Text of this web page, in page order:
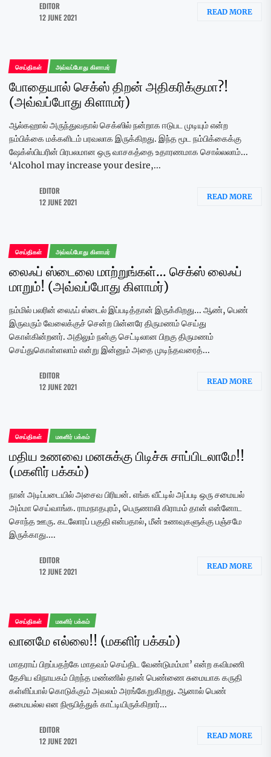
EDITOR
12 JUNE 2021
READ MORE
செய்திகள் அவ்வப்போது கிளாமர்
போதையால் செக்ஸ் திறன் அதிகரிக்குமா?!
(அவ்வப்போது கிளாமர்)
ஆல்கஹால் அருந்துவதால் செக்ஸில் நன்றாக ஈடுபட முடியும் என்ற
நம்பிக்கை மக்களிடம் பரவலாக இருக்கிறது. இந்த மூட நம்பிக்கைக்கு
ஷேக்ஸ்பியரின் பிரபலமான ஒரு வாசகத்தை உதாரணமாக சொல்லலாம்...
‘Alcohol may increase your desire,...
EDITOR
12 JUNE 2021
READ MORE
செய்திகள் அவ்வப்போது கிளாமர்
லைஃப் ஸ்டைலை மாற்றுங்கள்… செக்ஸ் லைஃப்
மாறும்! (அவ்வப்போது கிளாமர்)
நம்மில் பலரின் லைஃப் ஸ்டைல் இப்படித்தான் இருக்கிறது... ஆண், பெண்
இருவரும் வேலைக்குச் சென்ற பின்னரே திருமணம் செய்து
கொள்கின்றனர். அதிலும் நன்கு செட்டிலான பிறகு திருமணம்
செய்துகொள்ளலாம் என்று இன்னும் அதை முடிந்தவரைத்...
EDITOR
12 JUNE 2021
READ MORE
செய்திகள் மகளிர் பக்கம்
மதிய உணவை மனசுக்கு பிடிச்சு சாப்பிடலாமே!!
(மகளிர் பக்கம்)
நான் அடிப்படையில் அசைவ பிரியன். எங்க வீட்டில் அப்படி ஒரு சமையல்
அம்மா செய்வாங்க. ராமநாதபுரம், பெருணாலி கிராமம் தான் என்னோட
சொந்த ஊரு. கடலோரப் பகுதி என்பதால், மீன் உணவுகளுக்கு பஞ்சமே
இருக்காது....
EDITOR
12 JUNE 2021
READ MORE
செய்திகள் மகளிர் பக்கம்
வானமே எல்லை!! (மகளிர் பக்கம்)
மாதராய் பிறப்பதற்கே மாதவம் செய்திட வேண்டுமம்மா’ என்ற கவிமணி
தேசிய விநாயகம் பிறந்த மண்ணில் தான் பெண்ணை சுமையாக கருதி
கள்ளிப்பால் கொடுக்கும் அவலம் அரங்கேறுகிறது. ஆனால் பெண்
சுமையல்ல என நிரூபித்துக் காட்டியிருக்கிறார்...
EDITOR
12 JUNE 2021
READ MORE